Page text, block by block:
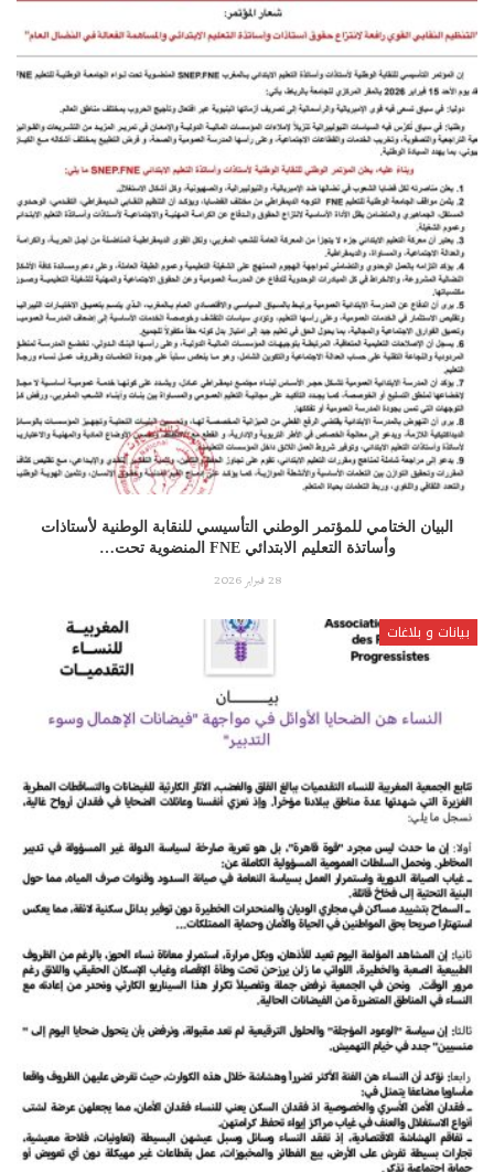
البيان الختامي للمؤتمر الوطني التأسيسي للنقابة الوطنية لأستاذات
وأساتذة التعليم الابتدائي FNE المنضوية تحت…
28 فبراير 2026
بيانات و بلاغات